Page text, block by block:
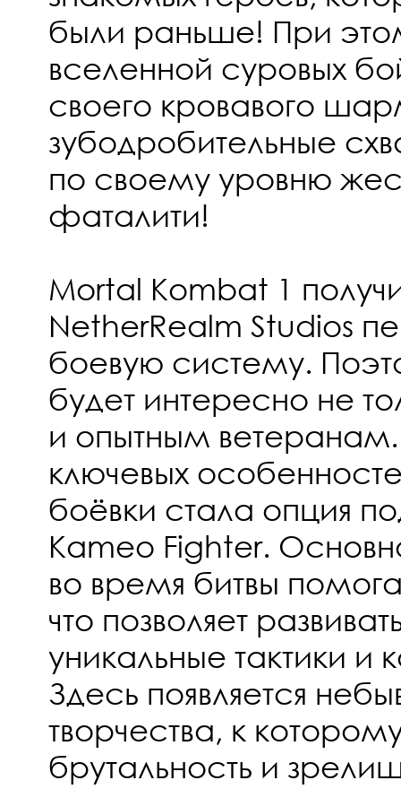
были раньше! При
вселенной суровых
своего кровавого
зубодробительные
по своему уровню
фаталити!
Mortal Kombat 1
NetherRealm Studios
боевую систему.
будет интересно не
и опытным
ключевых
боёвки стала опция
Kameo Fighter.
во время битвы
что позволяет
уникальные тактики и
Здесь появляется
творчества, к
брутальность и